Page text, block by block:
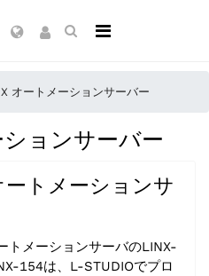
オートメーションサーバー
ョンサーバー
トメーションサ
トメーションサーバのLINX-
154は、L-STUDIOでプロ